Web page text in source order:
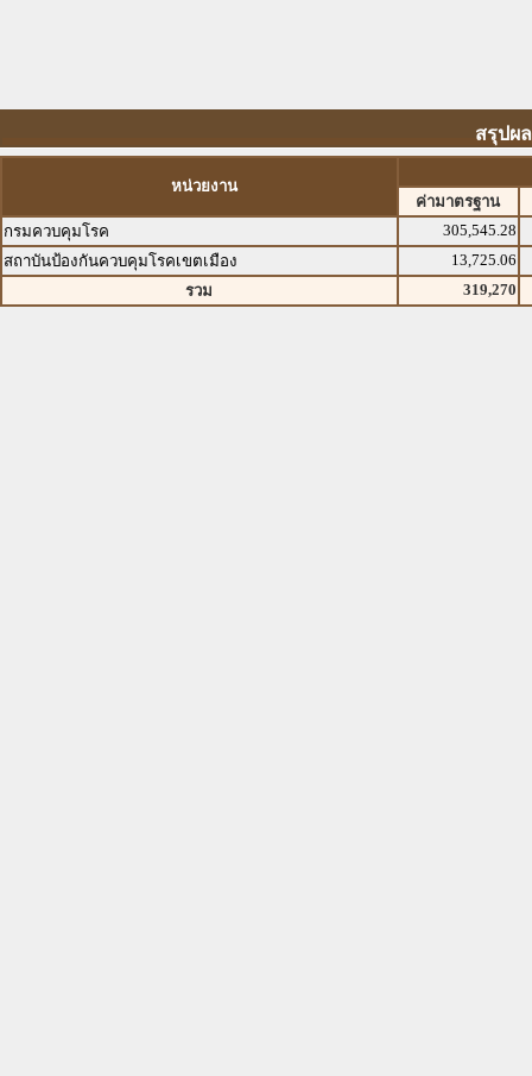
สรุปผ
หน่วยงาน
ค่ามาตรฐาน
กรมควบคุมโรค
305,545.28
สถาบันป้องกันควบคุมโรคเขตเมือง
13,725.06
รวม
319,270